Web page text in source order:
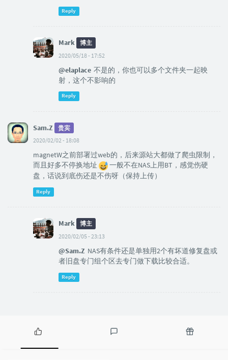
Reply
Mark
博主
2020/05/18 - 17:52
@elaplace 不是的，你也可以多个文件夹一起映
射，这个不影响的
Reply
Sam.Z
贵宾
2020/02/02 - 18:08
magnetW之前部署过web的，后来源站大都做了爬虫限制，
而且好多不停换地址
一般不在NAS上用BT，感觉伤硬
盘，话说到底伤还是不伤呀（保持上传）
Reply
Mark
博主
2020/02/05 - 23:13
@Sam.Z NAS有条件还是单独用2个有坏道修复盘或
者旧盘专门组个区去专门做下载比较合适。
Reply
P